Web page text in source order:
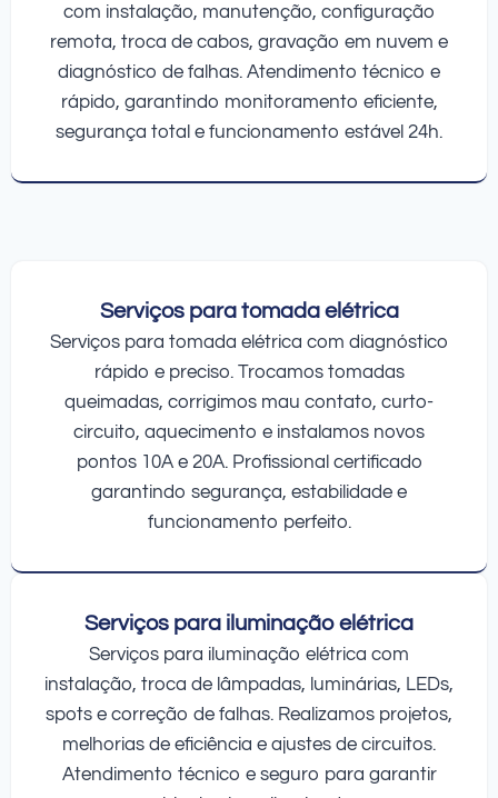
com instalação, manutenção, configuração
remota, troca de cabos, gravação em nuvem e
diagnóstico de falhas. Atendimento técnico e
rápido, garantindo monitoramento eficiente,
segurança total e funcionamento estável 24h.
Serviços para tomada elétrica
Serviços para tomada elétrica com diagnóstico
rápido e preciso. Trocamos tomadas
queimadas, corrigimos mau contato, curto-
circuito, aquecimento e instalamos novos
pontos 10A e 20A. Profissional certificado
garantindo segurança, estabilidade e
funcionamento perfeito.
Serviços para iluminação elétrica
Serviços para iluminação elétrica com
instalação, troca de lâmpadas, luminárias, LEDs,
spots e correção de falhas. Realizamos projetos,
melhorias de eficiência e ajustes de circuitos.
Atendimento técnico e seguro para garantir